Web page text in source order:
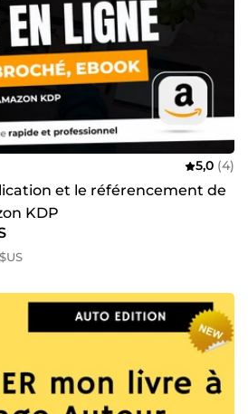
5,0 (4)
et le référencement de
KDP